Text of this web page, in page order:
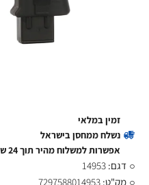
זמין במלאי
נשלח ממחסן בישראל
אפשרות למשלוח מהיר תוך 24 שעות באזורים נבחרים
דגם: 14953
מק"ט: 7297588014953